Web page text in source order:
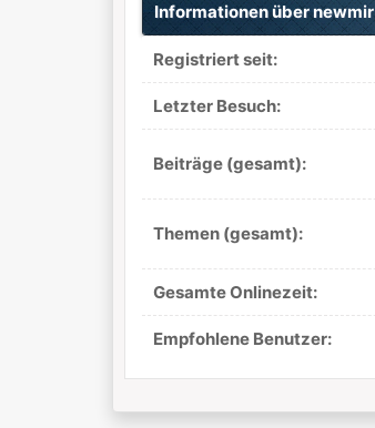
Informationen über newmir
Registriert seit:
Letzter Besuch:
Beiträge (gesamt):
Themen (gesamt):
Gesamte Onlinezeit:
Empfohlene Benutzer: